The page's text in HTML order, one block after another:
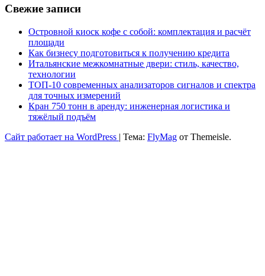
Свежие записи
Островной киоск кофе с собой: комплектация и расчёт
площади
Как бизнесу подготовиться к получению кредита
Итальянские межкомнатные двери: стиль, качество,
технологии
ТОП-10 современных анализаторов сигналов и спектра
для точных измерений
Кран 750 тонн в аренду: инженерная логистика и
тяжёлый подъём
Сайт работает на WordPress | Тема: FlyMag от Themeisle.